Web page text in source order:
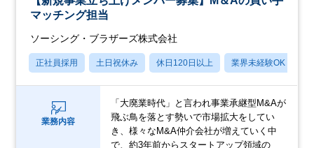
マッチング担当
ソーシング・ブラザーズ株式会社
正社員採用 土日祝休み 休日120日以上 業界未経験OK
業務内容
「大廃業時代」と言われ事業承継型M&Aが
飛ぶ鳥を落とす勢いで市場拡大をしてい
き、様々なM&A仲介会社が増えていく中
で、約3年前からスタートアップ領域の